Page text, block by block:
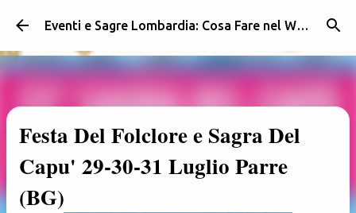
Passa ai contenuti principali Eventi e Sagre Lombardia: Cosa Fare nel Weekend | Weekendidea
Festa Del Folclore e Sagra Del
Capu' 29-30-31 Luglio Parre
(BG)